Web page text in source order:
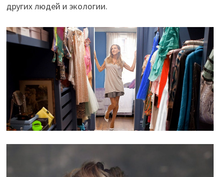
других людей и экологии.